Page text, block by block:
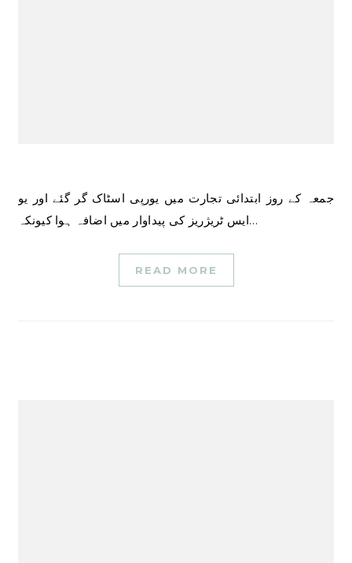
جمعہ کے روز ابتدائی تجارت میں یورپی اسٹاک گر گئے اور یو
ایس ٹریژریز کی پیداوار میں اضافہ ہوا کیونکہ…
READ MORE